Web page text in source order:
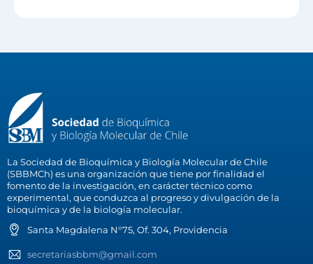
La Sociedad de Bioquímica y Biología Molecular de Chile
(SBBMCh) es una organización que tiene por finalidad el
fomento de la investigación, en carácter técnico como
experimental, que conduzca al progreso y divulgación de la
bioquímica y de la biología molecular.
Santa Magdalena N°75, Of. 304, Providencia
secretariasbbm@gmail.com